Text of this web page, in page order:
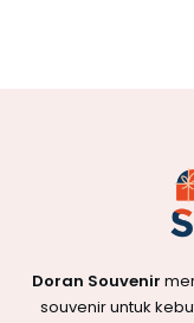
Doran Souvenir
souvenir untuk